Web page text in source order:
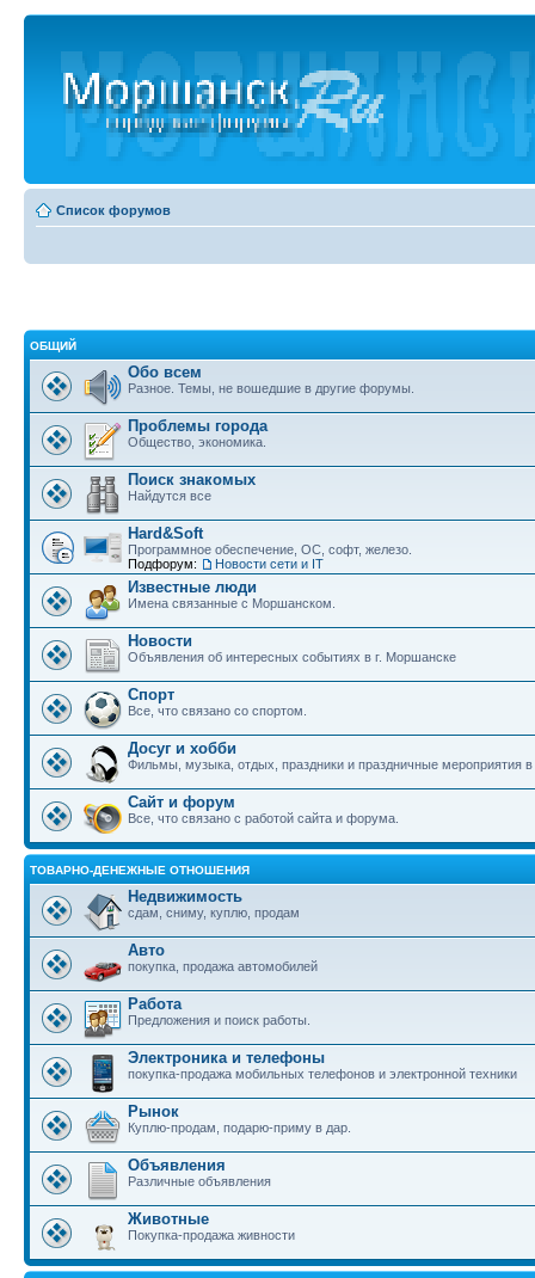
Список форумов
ОБЩИЙ
Обо всем
Разное. Темы, не вошедшие в другие форумы.
Проблемы города
Общество, экономика.
Поиск знакомых
Найдутся все
Hard&Soft
Программное обеспечение, ОС, софт, железо.
Подфорум:
Новости сети и IT
Известные люди
Имена связанные с Моршанском.
Новости
Объявления об интересных событиях в г. Моршанске
Спорт
Все, что связано со спортом.
Досуг и хобби
Фильмы, музыка, отдых, праздники и праздничные мероприятия
Сайт и форум
Все, что связано с работой сайта и форума.
ТОВАРНО-ДЕНЕЖНЫЕ ОТНОШЕНИЯ
Недвижимость
сдам, сниму, куплю, продам
Авто
покупка, продажа автомобилей
Работа
Предложения и поиск работы.
Электроника и телефоны
покупка-продажа мобильных телефонов и электронной техники
Рынок
Куплю-продам, подарю-приму в дар.
Объявления
Различные объявления
Животные
Покупка-продажа живности